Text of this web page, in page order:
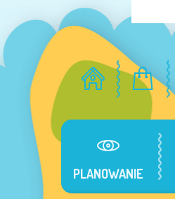
PLANOWANIE